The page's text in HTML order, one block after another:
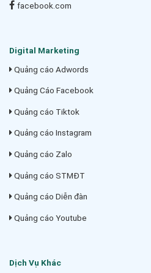
facebook.com
Digital Marketing
Quảng cáo Adwords
Quảng Cáo Facebook
Quảng cáo Tiktok
Quảng cáo Instagram
Quảng cáo Zalo
Quảng cáo STMĐT
Quảng cáo Diễn đàn
Quảng cáo Youtube
Dịch Vụ Khác